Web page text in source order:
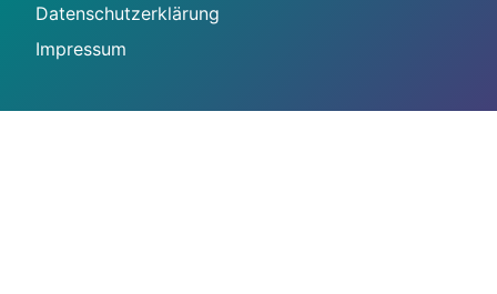
Datenschutzerklärung
Impressum